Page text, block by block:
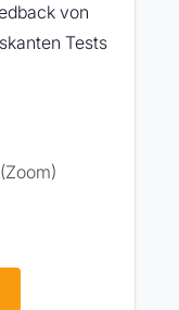
von
Tests